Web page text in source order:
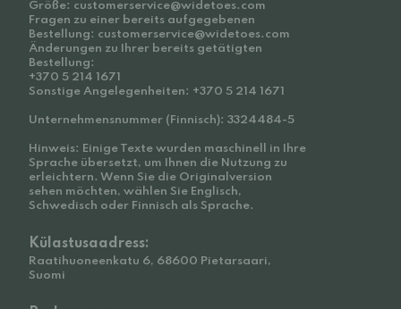
Größe: customerservice@widetoes.com
Fragen zu einer bereits aufgegebenen
Bestellung: customerservice@widetoes.com
Änderungen zu Ihrer bereits getätigten
Bestellung:
+370 5 214 1671
Sonstige Angelegenheiten: +370 5 214 1671
Unternehmensnummer (Finnisch): 3324484-5
Hinweis: Einige Texte wurden maschinell in Ihre
Sprache übersetzt, um Ihnen die Nutzung zu
erleichtern. Wenn Sie die Originalversion
sehen möchten, wählen Sie Englisch,
Schwedisch oder Finnisch als Sprache.
Külastusaadress:
Raatihuoneenkatu 6, 68600 Pietarsaari,
Suomi